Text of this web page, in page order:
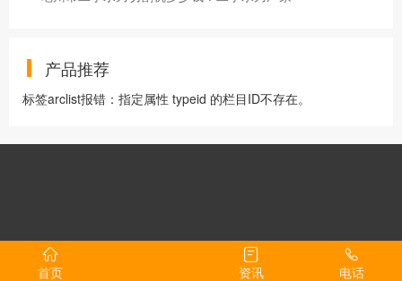
产品推荐
标签arclist报错：指定属性 typeid 的栏目ID不存在。
首页 资讯 电话